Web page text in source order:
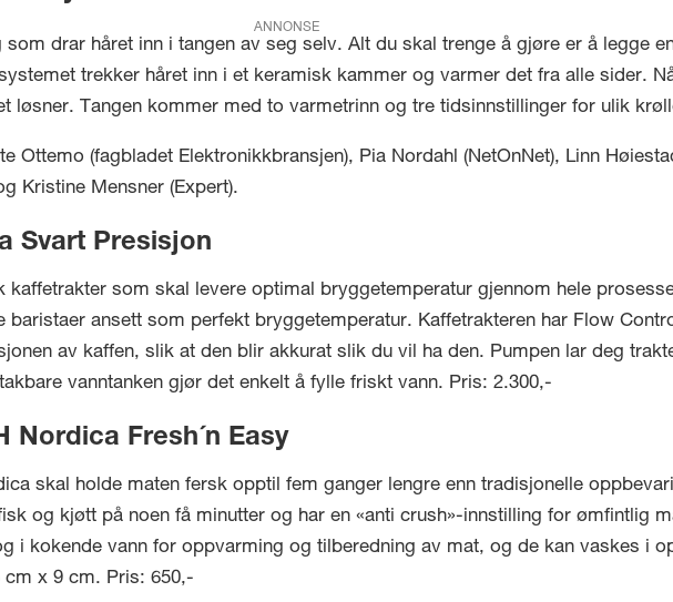
ANNONSE
drar håret inn i tangen av seg selv. Alt du skal trenge å gjøre er å legge
trekker håret inn i et keramisk kammer og varmer det fra alle sider.
løsner. Tangen kommer med to varmetrinn og tre tidsinnstillinger for ulik
Ottemo (fagbladet Elektronikkbransjen), Pia Nordahl (NetOnNet), Linn
Kristine Mensner (Expert).
Svart Presisjon
kaffetrakter som skal levere optimal bryggetemperatur gjennom hele
ansett som perfekt bryggetemperatur. Kaffetrakteren har Flow
av kaffen, slik at den blir akkurat slik du vil ha den. Pumpen lar deg
vanntanken gjør det enkelt å fylle friskt vann. Pris: 2.300,-
Nordica Fresh´n Easy
skal holde maten fersk opptil fem ganger lengre enn tradisjonelle
og kjøtt på noen få minutter og har en «anti crush»-innstilling for ømfintlig
i kokende vann for oppvarming og tilberedning av mat, og de kan vaskes i
cm x 9 cm. Pris: 650,-